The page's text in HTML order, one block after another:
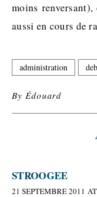
moins
aussi en cours de
administration
ByÉdouard
STROOGEE
21 SEPTEMBRE 2011